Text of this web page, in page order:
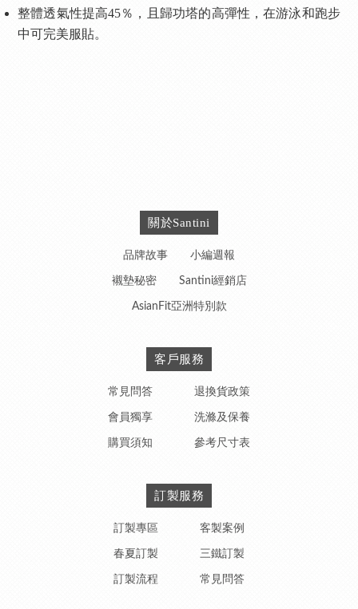
整體透氣性提高45％，且歸功塔的高彈性，在游泳和跑步
中可完美服貼。
關於Santini
品牌故事 小編週報
襯墊秘密 Santini經銷店
AsianFit亞洲特別款
客戶服務
常見問答 退換貨政策
會員獨享 洗滌及保養
購買須知 參考尺寸表
訂製服務
訂製專區 客製案例
春夏訂製 三鐵訂製
訂製流程 常見問答